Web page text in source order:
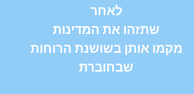
לאחר
שתזהו את המדינות
מקמו אותן בשושנת הרוחות
שבחוברת